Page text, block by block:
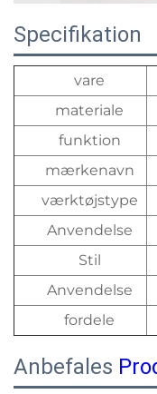
Specifikation
vare
materiale
funktion
mærkenavn
værktøjstype
Anvendelse
Stil
Anvendelse
fordele
Anbefales